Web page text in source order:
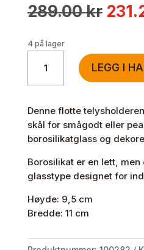
289.00kr
4 på lager
telysholder
Mummitrollet
antall
LEGG I
Denne flotte
skål for smågodt eller
borosilikatglass og
Borosilikat er en lett,
glasstype designet for
Høyde: 9,5 cm
Bredde: 11 cm